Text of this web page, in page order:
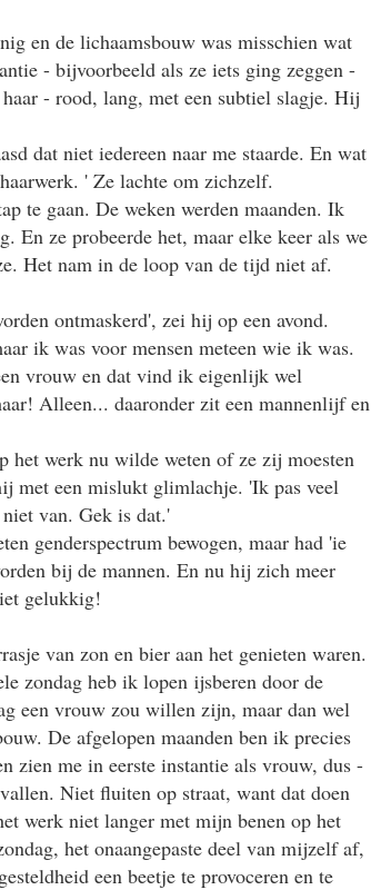
en de lichaamsbouw was misschien wat
- bijvoorbeeld als ze iets ging zeggen -
- rood, lang, met een subtiel slagje. Hij
dat niet iedereen naar me staarde. En wat
' Ze lachte om zichzelf.
te gaan. De weken werden maanden. Ik
En ze probeerde het, maar elke keer als we
Het nam in de loop van de tijd niet af.
ontmaskerd', zei hij op een avond.
ik was voor mensen meteen wie ik was.
vrouw en dat vind ik eigenlijk wel
Alleen... daaronder zit een mannenlijf en
het werk nu wilde weten of ze zij moesten
met een mislukt glimlachje. 'Ik pas veel
van. Gek is dat.'
genderspectrum bewogen, maar had 'ie
bij de mannen. En nu hij zich meer
gelukkig!
van zon en bier aan het genieten waren.
zondag heb ik lopen ijsberen door de
een vrouw zou willen zijn, maar dan wel
De afgelopen maanden ben ik precies
zien me in eerste instantie als vrouw, dus -
Niet fluiten op straat, want dat doen
werk niet langer met mijn benen op het
het onaangepaste deel van mijzelf af,
een beetje te provoceren en te